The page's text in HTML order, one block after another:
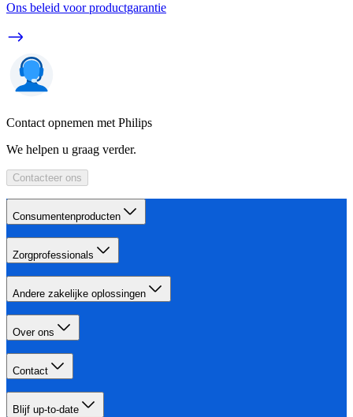
Ons beleid voor productgarantie
Contact opnemen met Philips
We helpen u graag verder.
Contacteer ons
Consumentenproducten
Zorgprofessionals
Andere zakelijke oplossingen
Over ons
Contact
Blijf up-to-date